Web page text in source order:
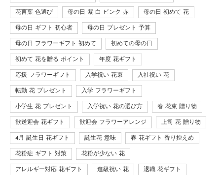
花言葉 色選び 母の日 紫 白 ピンク 赤 母の日 初めて 花
母の日 ギフト 初心者 母の日 プレゼント 予算
母の日 フラワーギフト 初めて 初めての母の日
初めて 花を贈る ポイント 年度 花ギフト
応援 フラワーギフト 入学祝い 花束 入社祝い 花
転勤 花 プレゼント 入学 フラワーギフト
小学生 花 プレゼント 入学祝い 花の選び方 春 花束 贈り物
歓送迎会 花ギフト 歓迎会 フラワーアレンジ 上司 花 贈り物
4月 誕生日 花ギフト 誕生花 意味 春 花ギフト 香り控えめ
花粉症 ギフト 対策 花粉が少ない 花
アレルギー対応 花ギフト 進級祝い 花 退職 花ギフト